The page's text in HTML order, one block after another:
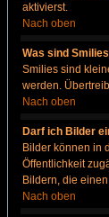
aktivierst.
Nach oben
Was sind
Smilies sind
werden.
Nach oben
Darf ich Bilder
Bilder können in
Öffentlichkeit
Bildern, die
Nach oben